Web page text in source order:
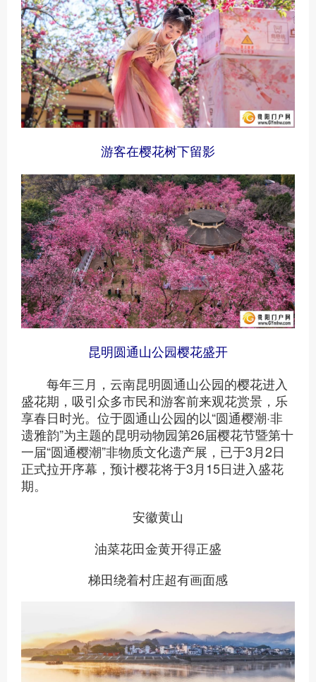
游客在樱花树下留影
昆明圆通山公园樱花盛开
每年三月，云南昆明圆通山公园的樱花进入
盛花期，吸引众多市民和游客前来观花赏景，乐
享春日时光。位于圆通山公园的以“圆通樱潮·非
遗雅韵”为主题的昆明动物园第26届樱花节暨第十
一届“圆通樱潮”非物质文化遗产展，已于3月2日
正式拉开序幕，预计樱花将于3月15日进入盛花
期。
安徽黄山
油菜花田金黄开得正盛
梯田绕着村庄超有画面感